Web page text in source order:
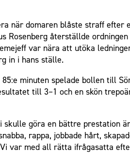
när domaren blåste straff efter
Rosenberg återställde
var nära att utöka
in i hans ställe.
minuten spelade bollen till
till 3–1 och en skön
göra en bättre prestation
rappa, jobbade hårt,
var med all rätta ifrågasatta